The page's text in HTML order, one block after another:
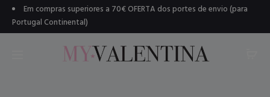
Em compras superiores a 70€ OFERTA dos portes de envio (para
Portugal Continental)